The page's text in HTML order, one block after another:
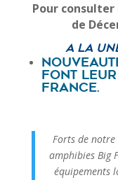
Pour
de
A la
font leur
France.
Forts de
amphibies Big
équipements